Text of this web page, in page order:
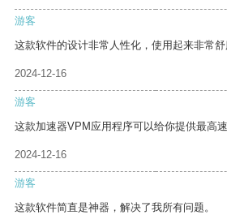
游客
这款软件的设计非常人性化，使用起来非常舒
2024-12-16
游客
这款加速器VPM应用程序可以给你提供最高
2024-12-16
游客
这款软件简直是神器，解决了我所有问题。